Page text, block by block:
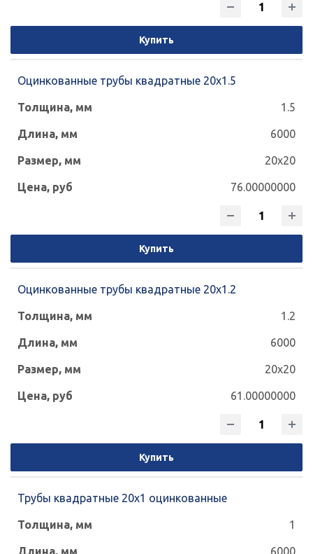
Купить
Оцинкованные трубы квадратные 20х1.5
1.5
6000
20x20
76.00000000
Купить
Оцинкованные трубы квадратные 20х1.2
1.2
6000
20x20
61.00000000
Купить
Трубы квадратные 20х1 оцинкованные
1
6000